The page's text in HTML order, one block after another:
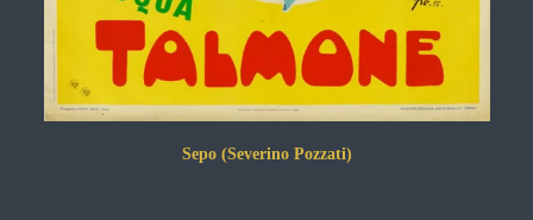
Sepo (Severino Pozzati)